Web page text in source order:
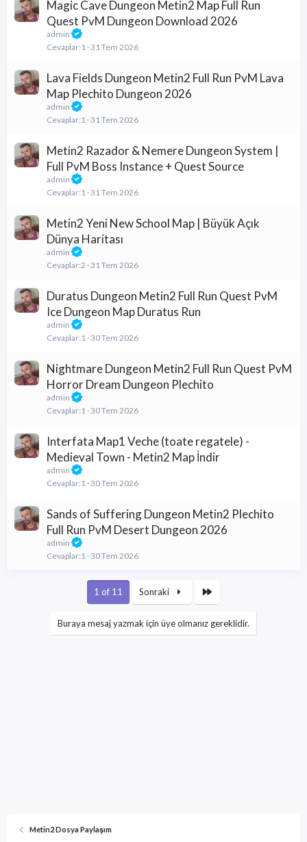
Magic Cave Dungeon Metin2 Map Full Run
Quest PvM Dungeon Download 2026
admin
Cevaplar 1 31 Tem 2026
Lava Fields Dungeon Metin2 Full Run PvM Lava
Map Plechito Dungeon 2026
admin
Cevaplar 1 31 Tem 2026
Metin2 Razador & Nemere Dungeon System |
Full PvM Boss Instance + Quest Source
admin
Cevaplar 1 31 Tem 2026
Metin2 Yeni New School Map | Büyük Açık
Dünya Haritası
admin
Cevaplar 2 31 Tem 2026
Duratus Dungeon Metin2 Full Run Quest PvM
Ice Dungeon Map Duratus Run
admin
Cevaplar 1 30 Tem 2026
Nightmare Dungeon Metin2 Full Run Quest PvM
Horror Dream Dungeon Plechito
admin
Cevaplar 1 30 Tem 2026
Interfata Map1 Veche (toate regatele) -
Medieval Town - Metin2 Map İndir
admin
Cevaplar 1 30 Tem 2026
Sands of Suffering Dungeon Metin2 Plechito
Full Run PvM Desert Dungeon 2026
admin
Cevaplar 1 30 Tem 2026
1 of 11 Sonraki
Buraya mesaj yazmak için üye olmanız gereklidir.
Metin2 Dosya Paylaşım